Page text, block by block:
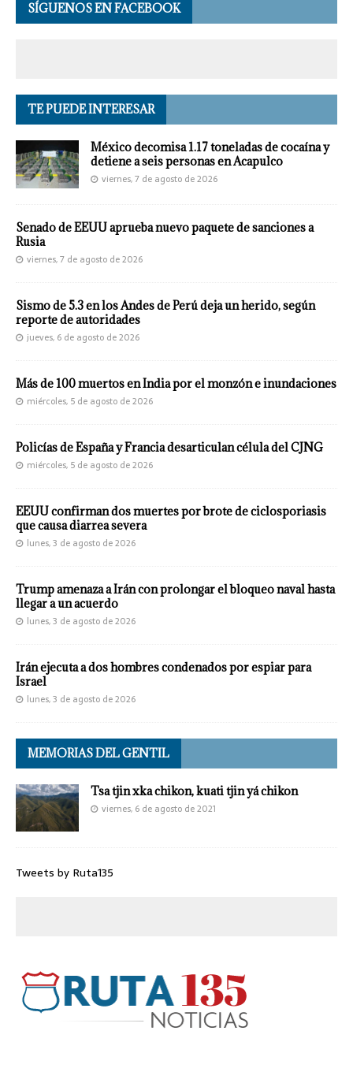
SÍGUENOS EN FACEBOOK
TE PUEDE INTERESAR
México decomisa 1.17 toneladas de cocaína y
detiene a seis personas en Acapulco
viernes, 7 de agosto de 2026
Senado de EEUU aprueba nuevo paquete de sanciones a
Rusia
viernes, 7 de agosto de 2026
Sismo de 5.3 en los Andes de Perú deja un herido, según
reporte de autoridades
jueves, 6 de agosto de 2026
Más de 100 muertos en India por el monzón e inundaciones
miércoles, 5 de agosto de 2026
Policías de España y Francia desarticulan célula del CJNG
miércoles, 5 de agosto de 2026
EEUU confirman dos muertes por brote de ciclosporiasis
que causa diarrea severa
lunes, 3 de agosto de 2026
Trump amenaza a Irán con prolongar el bloqueo naval hasta
llegar a un acuerdo
lunes, 3 de agosto de 2026
Irán ejecuta a dos hombres condenados por espiar para
Israel
lunes, 3 de agosto de 2026
MEMORIAS DEL GENTIL
Tsa tjin xka chikon, kuati tjin yá chikon
viernes, 6 de agosto de 2021
Tweets by Ruta135